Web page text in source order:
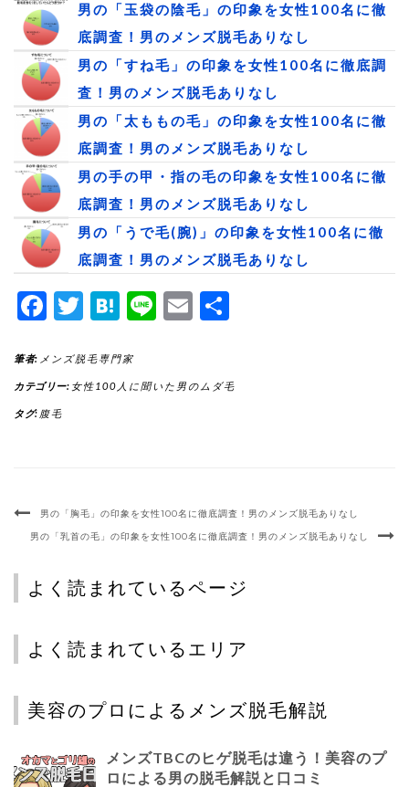
男の「玉袋の陰毛」の印象を女性100名に徹
底調査！男のメンズ脱毛ありなし
男の「すね毛」の印象を女性100名に徹底調
査！男のメンズ脱毛ありなし
男の「太ももの毛」の印象を女性100名に徹
底調査！男のメンズ脱毛ありなし
男の手の甲・指の毛の印象を女性100名に徹
底調査！男のメンズ脱毛ありなし
男の「うで毛(腕)」の印象を女性100名に徹
底調査！男のメンズ脱毛ありなし
Facebook
Twitter
Hatena
LineEmail
筆者: メンズ脱毛専門家
カテゴリー: 女性100人に聞いた男のムダ毛
タグ: 腹毛
男の「胸毛」の印象を女性100名に徹底調査！男のメンズ脱毛ありなし
男の「乳首の毛」の印象を女性100名に徹底調査！男のメンズ脱毛ありなし
よく読まれているページ
よく読まれているエリア
美容のプロによるメンズ脱毛解説
メンズTBCのヒゲ脱毛は違う！美容のプ
ロによる男の脱毛解説と口コミ